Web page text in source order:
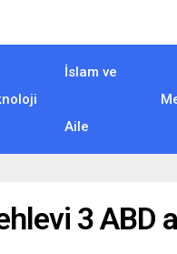
İslam ve
Aile
3 ABD